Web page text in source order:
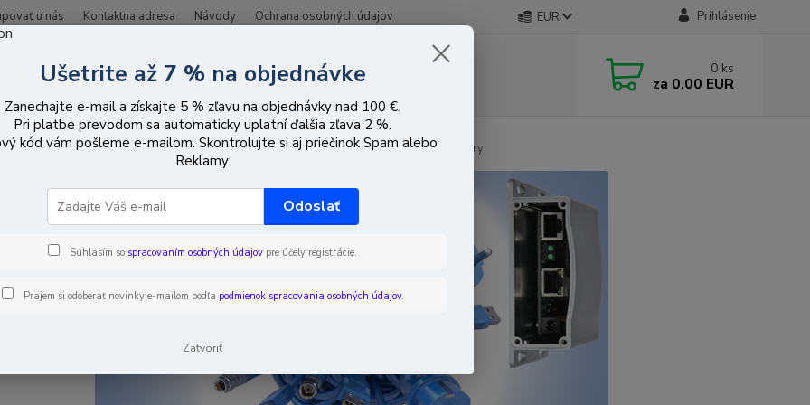
u nás Kontaktna adresa Návody Ochrana osobných údajov EUR Prihlásenie
Hľadať 0 ks
za 0,00 EUR
zásuvky, zástrčky Ručné náradie Krimpovacie kliešte na kompresné konektory
Ušetrite až 7 % na objednávke
Zanechajte e-mail a získajte 5 % zľavu na objednávky nad 100 €.
Pri platbe prevodom sa automaticky uplatní ďalšia zľava 2 %.
kód vám pošleme e-mailom. Skontrolujte si aj priečinok Spam alebo
Reklamy.
Odoslať
Súhlasím so spracovaním osobných údajov pre účely registrácie.
Prajem si odoberať novinky e-mailom podľa podmienok spracovania osobných údajov.
Zatvoriť